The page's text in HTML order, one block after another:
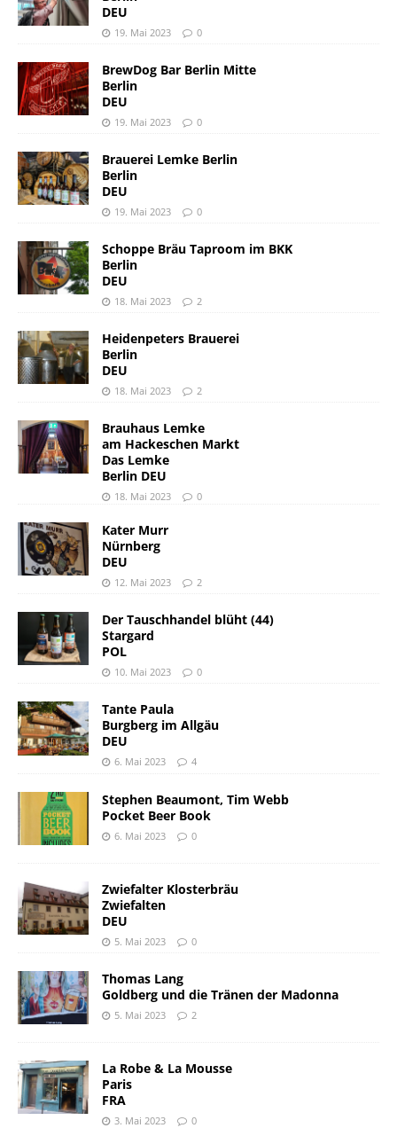
DEU
19. Mai 2023 0
BrewDog Bar Berlin Mitte
Berlin
DEU
19. Mai 2023 0
Brauerei Lemke Berlin
Berlin
DEU
19. Mai 2023 0
Schoppe Bräu Taproom im BKK
Berlin
DEU
18. Mai 2023 2
Heidenpeters Brauerei
Berlin
DEU
18. Mai 2023 2
Brauhaus Lemke
am Hackeschen Markt
Das Lemke
Berlin DEU
18. Mai 2023 0
Kater Murr
Nürnberg
DEU
12. Mai 2023 2
Der Tauschhandel blüht (44)
Stargard
POL
10. Mai 2023 0
Tante Paula
Burgberg im Allgäu
DEU
6. Mai 2023 4
Stephen Beaumont, Tim Webb
Pocket Beer Book
6. Mai 2023 0
Zwiefalter Klosterbräu
Zwiefalten
DEU
5. Mai 2023 0
Thomas Lang
Goldberg und die Tränen der Madonna
5. Mai 2023 2
La Robe & La Mousse
Paris
FRA
3. Mai 2023 0